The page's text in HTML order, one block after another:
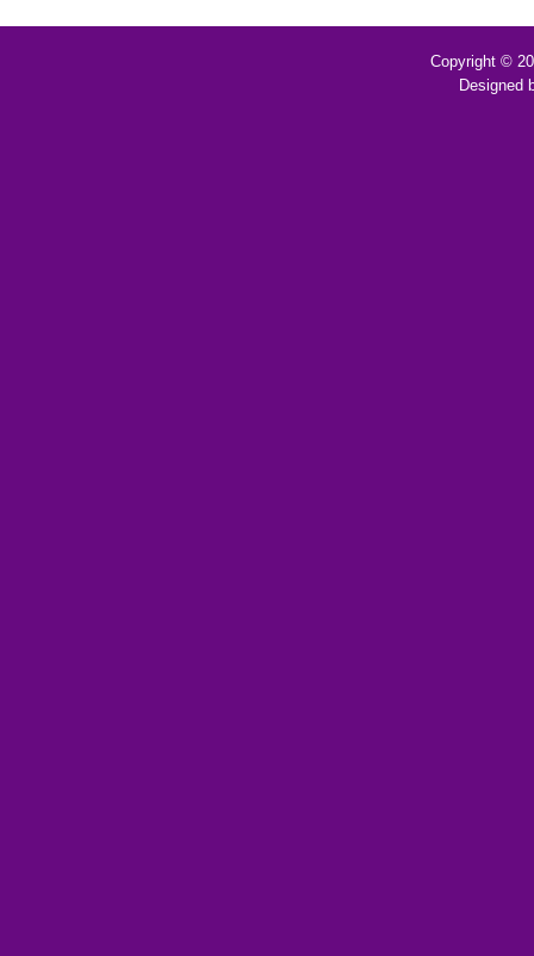
Copyright ©
Designed